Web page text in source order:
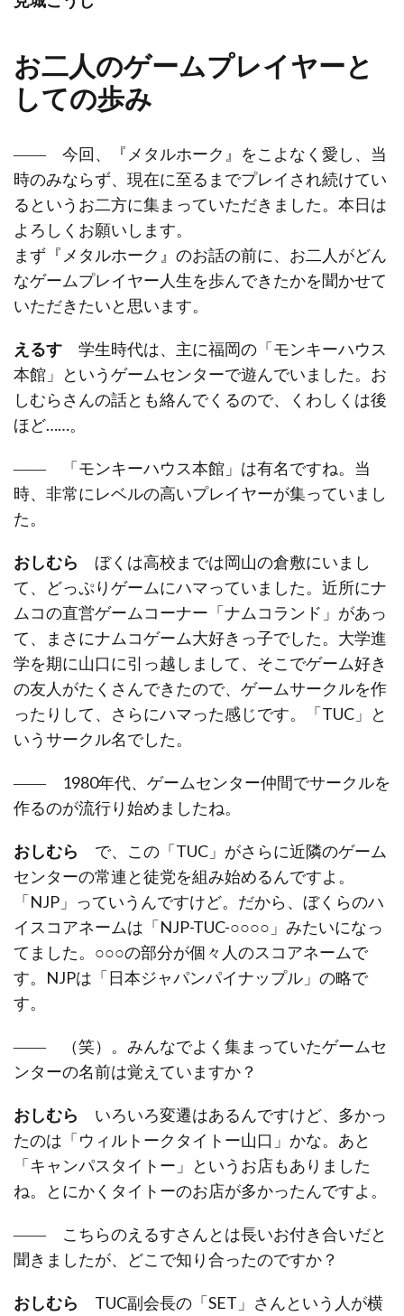
お二人のゲームプレイヤーと
しての歩み
―― 今回、『メタルホーク』をこよなく愛し、当
時のみならず、現在に至るまでプレイされ続けてい
るというお二方に集まっていただきました。本日は
よろしくお願いします。
まず『メタルホーク』のお話の前に、お二人がどん
なゲームプレイヤー人生を歩んできたかを聞かせて
いただきたいと思います。
えるす 学生時代は、主に福岡の「モンキーハウス
本館」というゲームセンターで遊んでいました。お
しむらさんの話とも絡んでくるので、くわしくは後
ほど……。
―― 「モンキーハウス本館」は有名ですね。当
時、非常にレベルの高いプレイヤーが集っていまし
た。
おしむら ぼくは高校までは岡山の倉敷にいまし
て、どっぷりゲームにハマっていました。近所にナ
ムコの直営ゲームコーナー「ナムコランド」があっ
て、まさにナムコゲーム大好きっ子でした。大学進
学を期に山口に引っ越しまして、そこでゲーム好き
の友人がたくさんできたので、ゲームサークルを作
ったりして、さらにハマった感じです。「TUC」と
いうサークル名でした。
―― 1980年代、ゲームセンター仲間でサークルを
作るのが流行り始めましたね。
おしむら で、この「TUC」がさらに近隣のゲーム
センターの常連と徒党を組み始めるんですよ。
「NJP」っていうんですけど。だから、ぼくらのハ
イスコアネームは「NJP-TUC-○○○○」みたいになっ
てました。○○○の部分が個々人のスコアネームで
す。NJPは「日本ジャパンパイナップル」の略で
す。
―― （笑）。みんなでよく集まっていたゲームセ
ンターの名前は覚えていますか？
おしむら いろいろ変遷はあるんですけど、多かっ
たのは「ウィルトークタイトー山口」かな。あと
「キャンパスタイトー」というお店もありました
ね。とにかくタイトーのお店が多かったんですよ。
―― こちらのえるすさんとは長いお付き合いだと
聞きましたが、どこで知り合ったのですか？
おしむら TUC副会長の「SET」さんという人が横